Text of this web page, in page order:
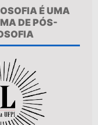
É UMA
DE PÓS-